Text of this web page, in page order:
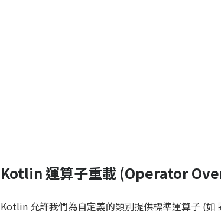
Kotlin 運算子重載 (Operator
Kotlin 允許我們為自定義的類別提供標準運算子 (如